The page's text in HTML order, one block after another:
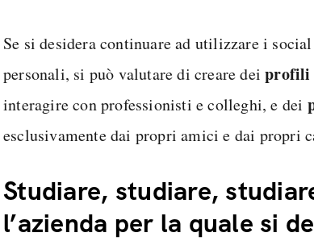
Se si desidera continuare ad utilizzare i
personali, si può valutare di creare deiprofili
interagire con professionisti e colleghi, e dei
esclusivamente dai propri amici e dai propri
Studiare, studiare,
l’azienda per la quale si